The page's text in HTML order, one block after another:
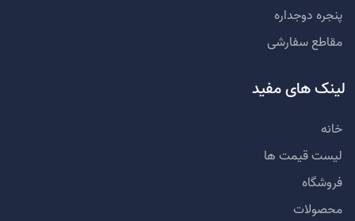
پنجره دوجداره
مقاطع سفارشی
لینک های مفید
خانه
لیست قیمت ها
فروشگاه
محصولات